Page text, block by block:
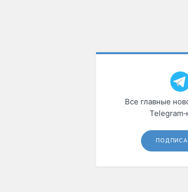
Все главные